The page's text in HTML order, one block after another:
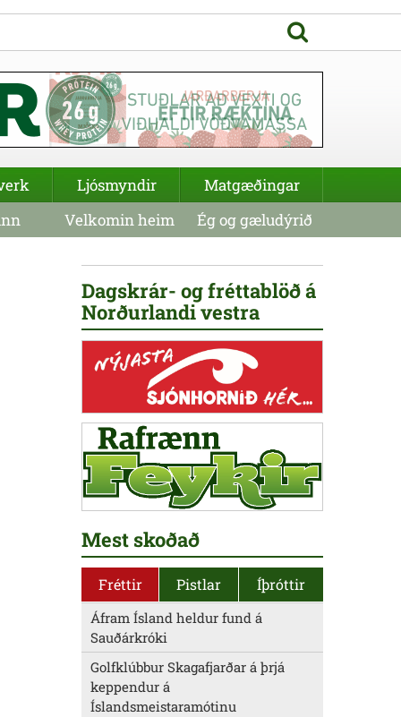
Dagskrár- og fréttablöð á
Norðurlandi vestra
Mest skoðað
Fréttir Pistlar Íþróttir
Áfram Ísland heldur fund á
Sauðárkróki
Golfklúbbur Skagafjarðar á þrjá
keppendur á
Íslandsmeistaramótinu
Ljósmyndir
Matgæðingar
Velkomin heim Ég og gæludýrið